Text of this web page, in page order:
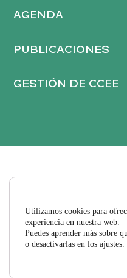
AGENDA
PUBLICACIONES
GESTIÓN DE CCEE
Utilizamos cookies para
experiencia en nuestra web.
Puedes aprender más sobre
o desactivarlas en los ajustes.